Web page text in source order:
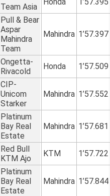
Team Asia
Pull & Bear
Aspar
Mahindra
Team
Mahindra 1’57.397
Ongetta-
Rivacold
Honda 1’57.509
CIP-
Unicom
Starker
Mahindra 1’57.552
Platinum
Bay Real
Estate
Mahindra 1’57.681
Red Bull
KTM Ajo
KTM 1’57.722
Platinum
Bay Real
Estate
Mahindra 1’57.844